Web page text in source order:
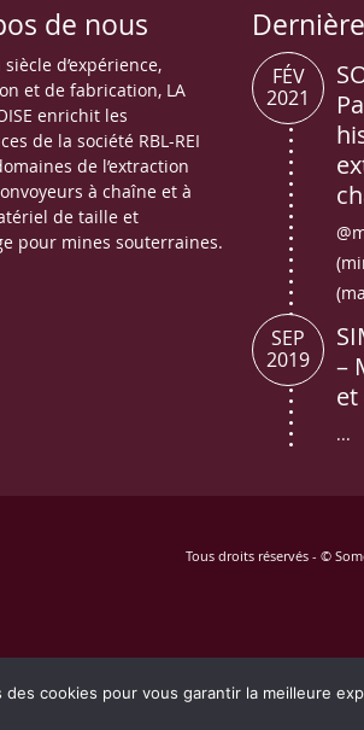
de nous
siècle d’expérience,
et de fabrication, LA
enrichit les
de la société RBL-REI
de l’extraction
à chaîne et à
de taille et
pour mines souterraines.
FÉV
2021
–
et
...
SEP
2019
Tous droits réservés - ©
des cookies pour vous garantir la meilleure